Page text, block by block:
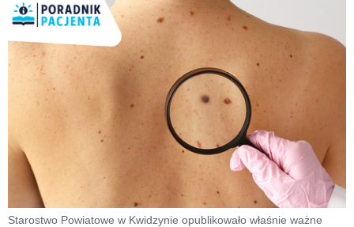
Starostwo Powiatowe w Kwidzynie opublikowało właśnie ważne